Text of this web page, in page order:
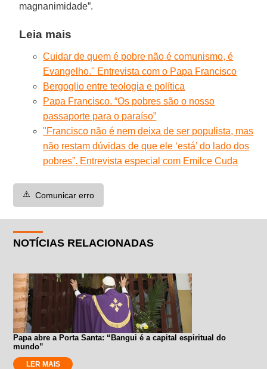
magnanimidade”.
Leia mais
Cuidar de quem é pobre não é comunismo, é
Evangelho.'' Entrevista com o Papa Francisco
Bergoglio entre teologia e política
Papa Francisco. “Os pobres são o nosso
passaporte para o paraíso”
"Francisco não é nem deixa de ser populista, mas
não restam dúvidas de que ele ‘está’ do lado dos
pobres”. Entrevista especial com Emilce Cuda
⚠️ Comunicar erro
NOTÍCIAS RELACIONADAS
Papa abre a Porta Santa: “Bangui é a capital espiritual do
mundo”
LER MAIS